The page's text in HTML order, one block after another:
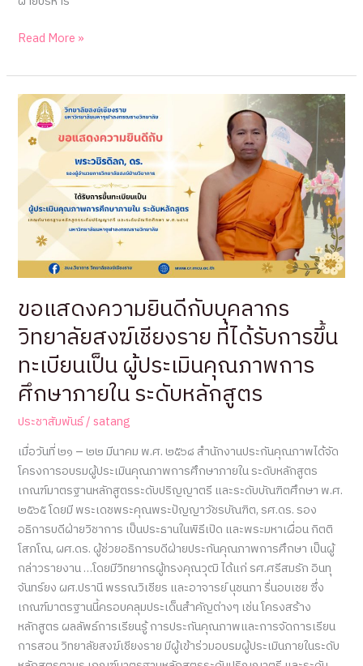
ขอ
ความ
ยินดี
กับ
บุคลากร
วิทยาลัย
สงฆ์
เชียงราย
ที่
ทะเบียน
เป็น
ผู้
ประเมิน
คุณภาพ
การ
ศึกษา
ตาม
เกณฑ์
ASEAN
University
Network
Quality
Assurance
:
AUN-
QA
V.4
Read More »
ขอแสดงความยินดีกับบุคลากร
วิทยาลัยสงฆ์เชียงราย ที่ได้รับการขึ้น
ทะเบียนเป็น ผู้ประเมินคุณภาพการ
ศึกษาภายใน ระดับหลักสูตร
ประชาสัมพันธ์/satang
เมื่อวันที่ ๒๑ – ๒๒ มีนาคม พ.ศ. ๒๕๖๘ สำนักงานประกันคุณภาพได้จัด
โครงการอบรมผู้ประเมินคุณภาพการศึกษาภายใน ระดับหลักสูตร
เกณฑ์มาตรฐานหลักสูตรระดับปริญญาตรี และระดับบัณฑิตศึกษา พ.ศ.
๒๕๖๕ โดยมี พระเดชพระคุณพระปัญญาวัชรบัณฑิต, รศ.ดร. รอง
อธิการบดีฝ่ายวิชาการ เป็นประธานในพิธีเปิด และพระมหาเผื่อน กิตติ
โสภโณ, ผศ.ดร. ผู้ช่วยอธิการบดีฝ่ายประกันคุณภาพการศึกษา เป็นผู้
กล่าวรายงาน …โดยมีวิทยากรผู้ทรงคุณวุฒิ ได้แก่ รศ.ศรีสมรัก อินทุ
จันทร์ยง ผศ.ปรานี พรรณวิเชียร และอาจารย์ นุชนภา รื่นอบเชย ซึ่ง
เกณฑ์มาตรฐานนี้ครอบคลุมประเด็นสำคัญต่างๆ เช่น โครงสร้าง
หลักสูตร ผลลัพธ์การเรียนรู้ การประกันคุณภาพและการจัดการเรียน
การสอน วิทยาลัยสงฆ์เชียงราย มีผู้เข้าร่วมอบรมผู้ประเมินภายในระดับ